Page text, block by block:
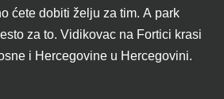
ćete dobiti želju za tim. A park
za to. Vidikovac na Fortici krasi
i Hercegovine u Hercegovini.